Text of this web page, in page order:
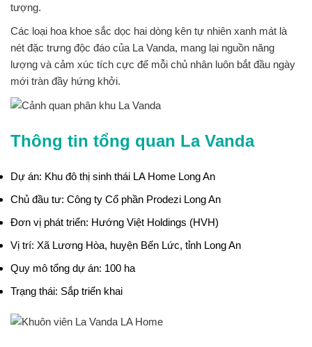
tượng.
Các loại hoa khoe sắc dọc hai dòng kên tự nhiên xanh mát là
nét đặc trưng độc đáo của La Vanda, mang lại nguồn năng
lượng và cảm xúc tích cực để mỗi chủ nhân luôn bắt đầu ngày
mới tràn đầy hứng khởi.
Thông tin tổng quan La Vanda
Dự án: Khu đô thị sinh thái LA Home Long An
Chủ đầu tư: Công ty Cổ phần Prodezi Long An
Đơn vị phát triển: Hướng Việt Holdings (HVH)
Vị trí: Xã Lương Hòa, huyện Bến Lức, tỉnh Long An
Quy mô tổng dự án: 100 ha
Trạng thái: Sắp triển khai